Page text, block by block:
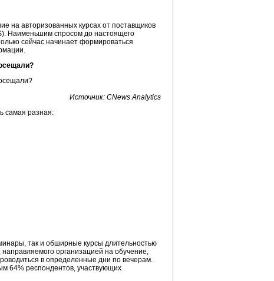
на авторизованных курсах от поставщиков
Наименьшим спросом до настоящего
сейчас начинает формироваться
Источник: CNews Analytics
самая разная:
так и обширные курсы длительностью
организацией на обучение,
в определенные дни по вечерам.
64% респондентов, участвующих